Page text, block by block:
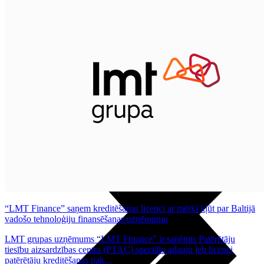
Kā kļūt par LMT klientu
eSIM tehnoloģija
“LMT Finance” saņem kreditēšanas licenci ar mērķi kļūt par Baltijā
vadošo tehnoloģiju finansēšanas uzņēmumu
LMT grupas uzņēmums “LMT Finance” ir saņēmis Patērētāju
tiesību aizsardzības centra (PTAC) speciālo atļauju jeb licenci
patērētāju kreditēšanas pak...